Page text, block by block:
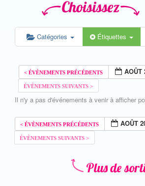
Catégories Étiquettes
AOÛT
Il n'y a pas d'événements à venir à afficher
AOÛT